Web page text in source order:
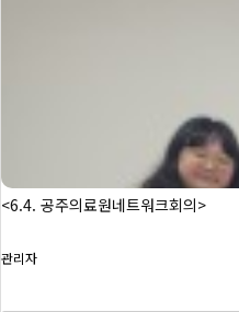
<6.4. 공주의료원네트워크회의>
관리자